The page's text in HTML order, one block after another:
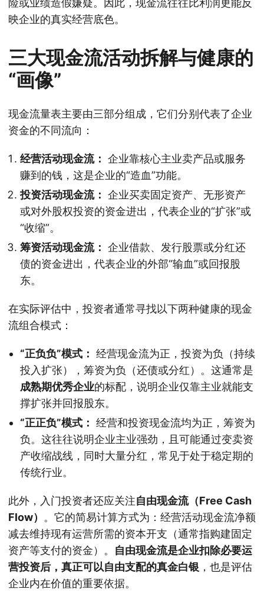
映企业的真实经营底色。
三大现金流活动拆解与健康的
“画像”
现金流量表主要由三部分组成，它们分别代表了企业
资金的不同流向：
经营活动现金流： 企业靠核心主业卖产品或服务
赚到的钱，这是企业的“造血”功能。
投资活动现金流： 企业买卖固定资产、无形资产
或对外股权投资的资金进出，代表企业的“扩张”或
“收缩”。
筹资活动现金流： 企业借款、发行股票或分红还
债的资金进出，代表企业的外部“输血”或回报股
东。
在实际评估中，投资者通常寻找以下两种健康的现金
流组合模式：
“正负负”模式： 经营现金流为正，投资为负（持续
投入扩张），筹资为负（还债或分红）。这通常是
成熟期优秀企业的标配，说明企业仅靠主业就能支
撑扩张并回报股东。
“正正负”模式： 经营和投资现金流均为正，筹资为
负。这往往说明企业主业强劲，且可能通过变卖资
产收缩战线，同时大量分红，常见于处于稳定期的
传统行业。
此外，入门投资者还应关注自由现金流（Free Cash
Flow） 。它的简易计算方式为：经营活动现金流净额
减去维持现有运营所需的资本开支（通常指购建固定
资产等支付的资金）。 自由现金流是企业扣除必要运
营投资后，真正可以自由支配的真金白银 ，也是评估
企业内在价值的重要依据。